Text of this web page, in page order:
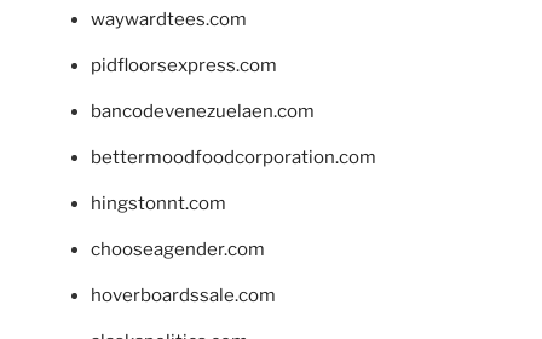
waywardtees.com
pidfloorsexpress.com
bancodevenezuelaen.com
bettermoodfoodcorporation.com
hingstonnt.com
chooseagender.com
hoverboardssale.com